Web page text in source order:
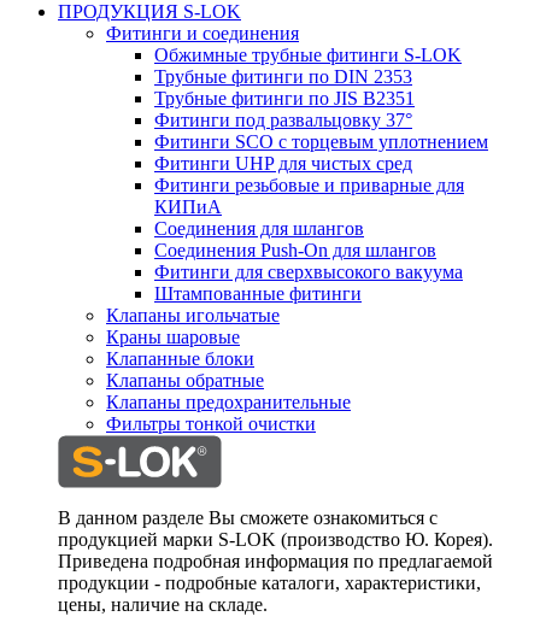
ПРОДУКЦИЯ S-LOK
Фитинги и соединения
Обжимные трубные фитинги S-LOK
Трубные фитинги по DIN 2353
Трубные фитинги по JIS B2351
Фитинги под развальцовку 37°
Фитинги SCO с торцевым уплотнением
Фитинги UHP для чистых сред
Фитинги резьбовые и приварные для
КИПиА
Соединения для шлангов
Соединения Push-On для шлангов
Фитинги для сверхвысокого вакуума
Штампованные фитинги
Клапаны игольчатые
Краны шаровые
Клапанные блоки
Клапаны обратные
Клапаны предохранительные
Фильтры тонкой очистки
В данном разделе Вы сможете ознакомиться с
продукцией марки S-LOK (производство Ю. Корея).
Приведена подробная информация по предлагаемой
продукции - подробные каталоги, характеристики,
цены, наличие на складе.